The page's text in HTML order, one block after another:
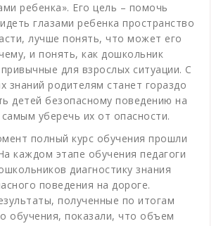
ребенка». Его цель – помочь
глазами ребенка пространство
лучше понять, что может его
и понять, как дошкольник
для взрослых ситуации. С
знаний родителям станет гораздо
детей безопасному поведению на
уберечь их от опасности.
полный курс обучения прошли
каждом этапе обучения педагоги
диагностику знания
поведения на дороге.
полученные по итогам
обучения, показали, что объем